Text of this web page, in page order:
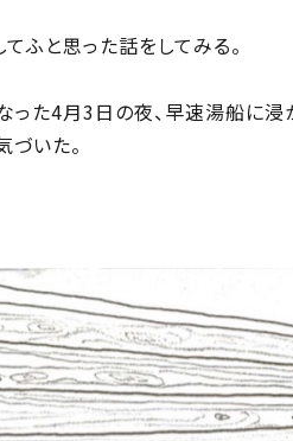
ふと思った話をしてみる。
った4月3日の夜、早速湯船に浸
づいた。